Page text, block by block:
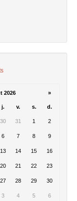
2026 »
j. v. s. d.
30 31 1 2
6 7 8 9
13 14 15 16
20 21 22 23
27 28 29 30
3 4 5 6